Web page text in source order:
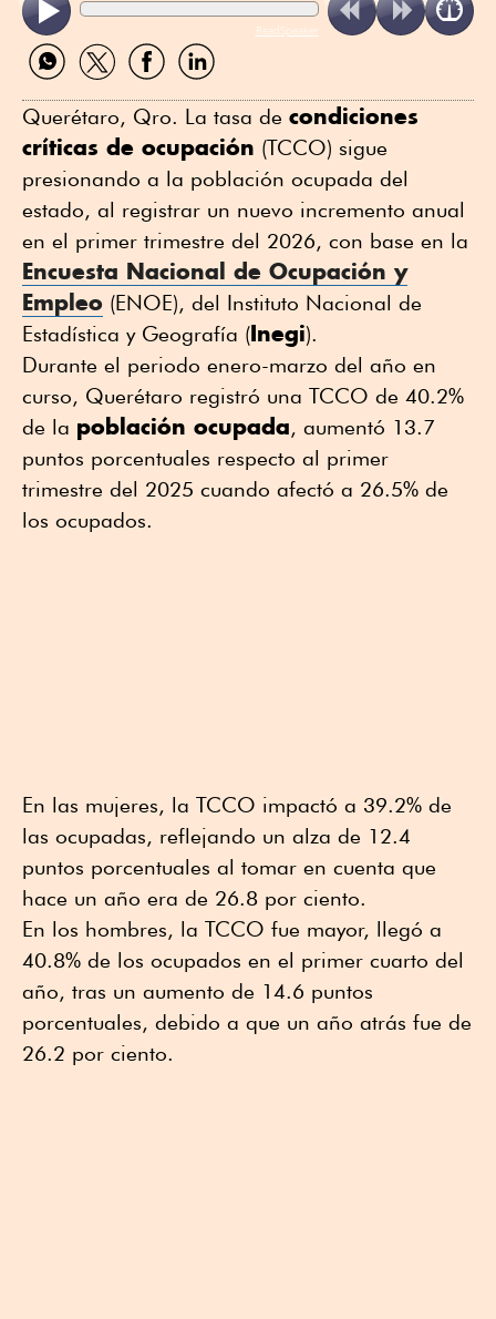
ReadSpeaker
Compartir
por
Compartir
por
Compartir
por
Compartir
por
Querétaro, Qro. La tasa de condiciones
críticas de ocupación (TCCO) sigue
presionando a la población ocupada del
estado, al registrar un nuevo incremento anual
en el primer trimestre del 2026, con base en la
Encuesta Nacional de Ocupación y
Empleo (ENOE), del Instituto Nacional de
Estadística y Geografía (Inegi).
Durante el periodo enero-marzo del año en
curso, Querétaro registró una TCCO de 40.2%
de la población ocupada, aumentó 13.7
puntos porcentuales respecto al primer
trimestre del 2025 cuando afectó a 26.5% de
los ocupados.
En las mujeres, la TCCO impactó a 39.2% de
las ocupadas, reflejando un alza de 12.4
puntos porcentuales al tomar en cuenta que
hace un año era de 26.8 por ciento.
En los hombres, la TCCO fue mayor, llegó a
40.8% de los ocupados en el primer cuarto del
año, tras un aumento de 14.6 puntos
porcentuales, debido a que un año atrás fue de
26.2 por ciento.